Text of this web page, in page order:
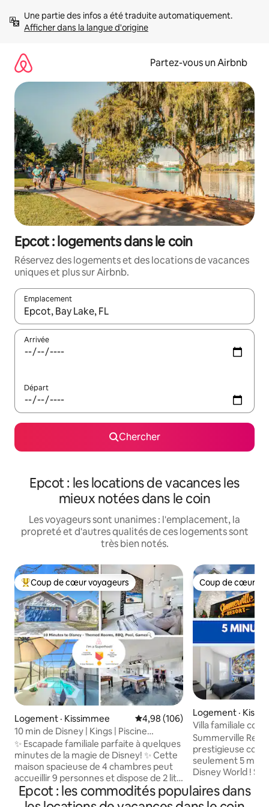
directement
Afficher dans la langue d'origine
Partez-vous un Airbnb
Epcot : logements dans le coin
Réservez des logements et des locations de vacances
uniques et plus sur Airbnb.
Emplacement
Quand les résultats sont affichés, parcourez-les en utilisant
Arrivée
Départ
Chercher
Epcot : les locations de vacances les
mieux notées dans le coin
Les voyageurs sont unanimes : l'emplacement, la
propreté et d'autres qualités de ces logements sont
très bien notés.
Coup de cœur voyageurs parmi les plus aimés
Coup de cœur voyageurs
Logement · Kissimmee Note moyenne de 4,98 sur 5,
4,98 (106)
10 min de Disney | Kings | Piscine
chauffée | Jeux
✨ Escapade familiale parfaite à quelques
minutes de la magie de Disney! ✨ Cette
maison spacieuse de 4 chambres peut
accueillir 9 personnes et dispose de 2 lits
king size, de 4 lits doubles et de 1 lit
simple, ainsi que de chambres
Coup de cœur
Coup de cœur
Logement ·
Villa familiale
Disney !
Summerville
prestigieuse
seulement 5
Disney World !
à séjourner dans
vacances
Epcot : les commodités populaires dans